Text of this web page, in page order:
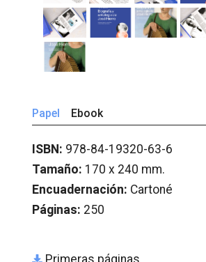
Papel Ebook
ISBN: 978-84-19320-63-6
Tamaño: 170 x 240 mm.
Encuadernación: Cartoné
Páginas: 250
Primeras páginas